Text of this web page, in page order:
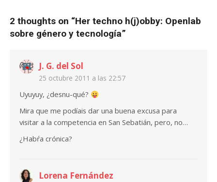
2 thoughts on “Her techno h(j)obby: Openlab
sobre género y tecnología”
J. G. del Sol
25 octubre 2011 a las 22:57
Uyuyuy, ¿desnu-qué?
Mira que me podíais dar una buena excusa para
visitar a la competencia en San Sebatián, pero, no…
¿Habŕa crónica?
Lorena Fernández